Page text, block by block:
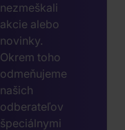
nezmeškali
akcie alebo
novinky.
Okrem toho
odmeňujeme
našich
odberateľov
špeciálnymi